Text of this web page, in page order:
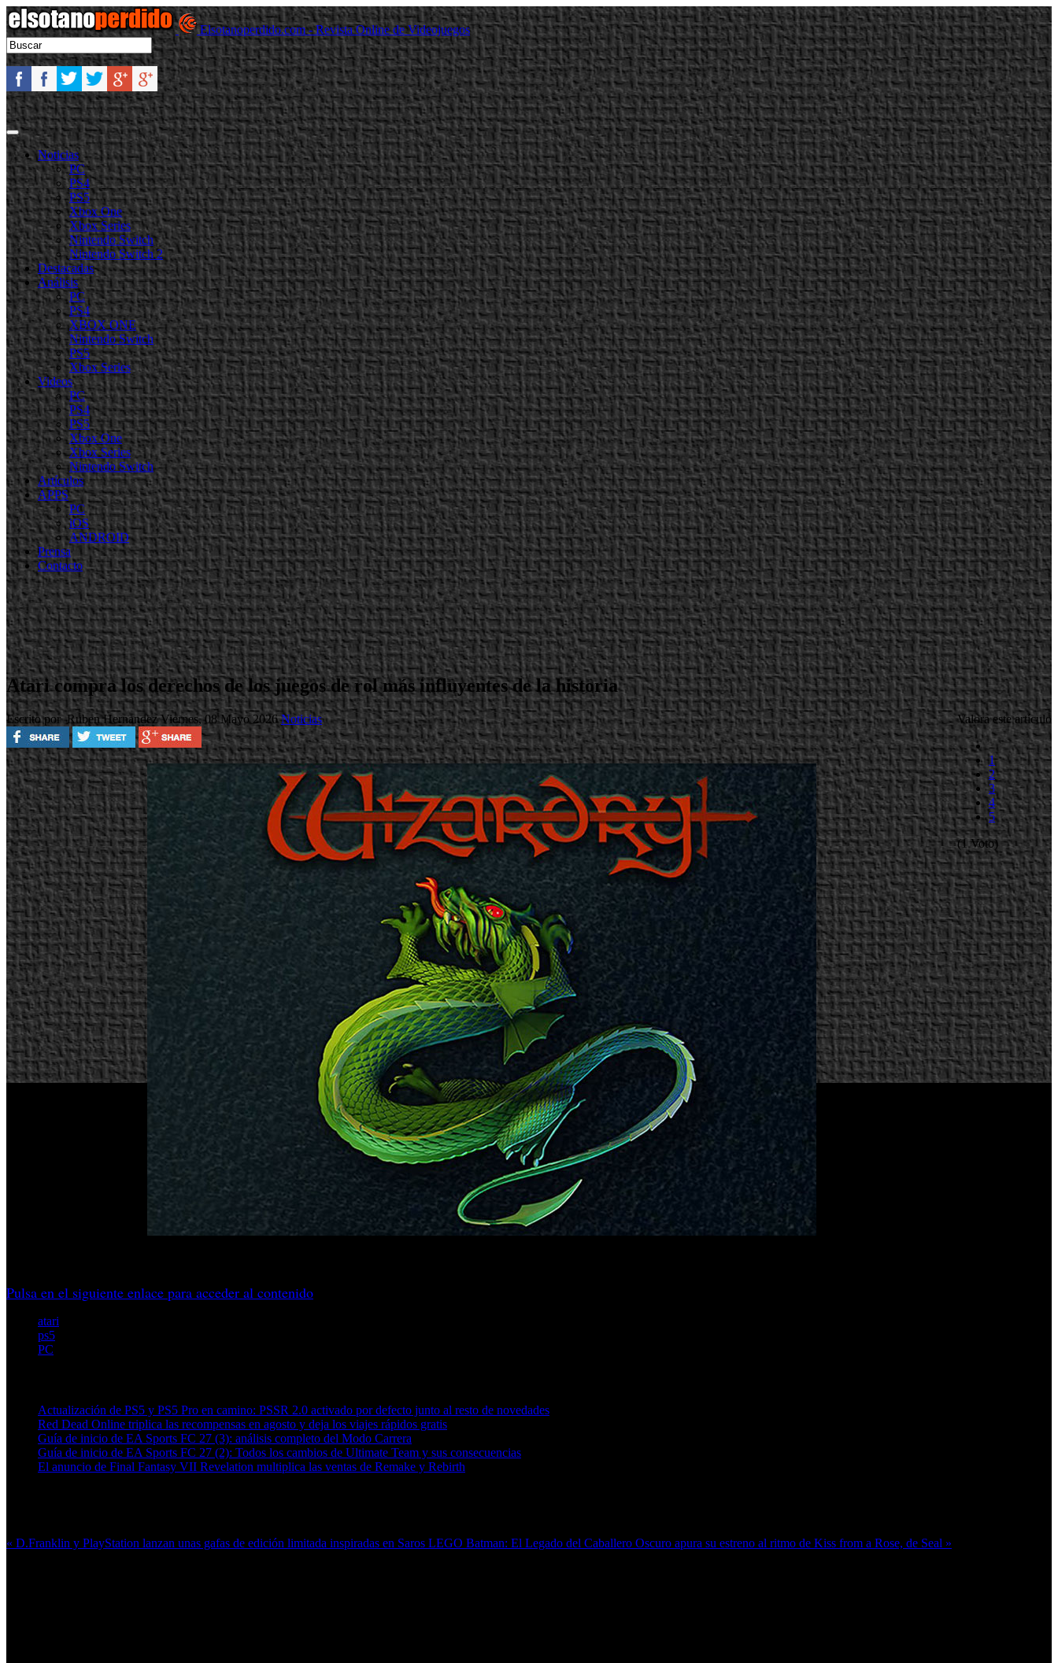
Elsotanoperdido.com - Revista Online de Videojuegos
Noticias
PC
PS4
PS5
Xbox One
Xbox Series
Nintendo Switch
Nintendo Switch 2
Destacadas
Análisis
PC
PS4
XBOX ONE
Nintendo Switch
PS5
Xbox Series
Videos
PC
PS4
PS5
Xbox One
Xbox Series
Nintendo Switch
Artículos
APPS
PC
iOS
ANDROID
Prensa
Contacto
Atari compra los derechos de los juegos de rol más influyentes de la historia
Escrito por Ruben HernandezViernes, 08 Mayo 2026Noticias Valora este artículo
1
2
3
4
5
(1 Voto)
Pulsa en el siguiente enlace para acceder al contenido
atari
ps5
PC
Actualización de PS5 y PS5 Pro en camino: PSSR 2.0 activado por defecto junto al resto de novedades
Red Dead Online triplica las recompensas en agosto y deja los viajes rápidos gratis
Guía de inicio de EA Sports FC 27 (3): análisis completo del Modo Carrera
Guía de inicio de EA Sports FC 27 (2): Todos los cambios de Ultimate Team y sus consecuencias
El anuncio de Final Fantasy VII Revelation multiplica las ventas de Remake y Rebirth
« D.Franklin y PlayStation lanzan unas gafas de edición limitada inspiradas en Saros LEGO Batman: El Legado del Caballero Oscuro apura su estreno al ritmo de Kiss from a Rose, de Seal »